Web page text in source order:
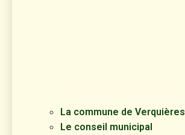
La commune de Verquières
Le conseil municipal